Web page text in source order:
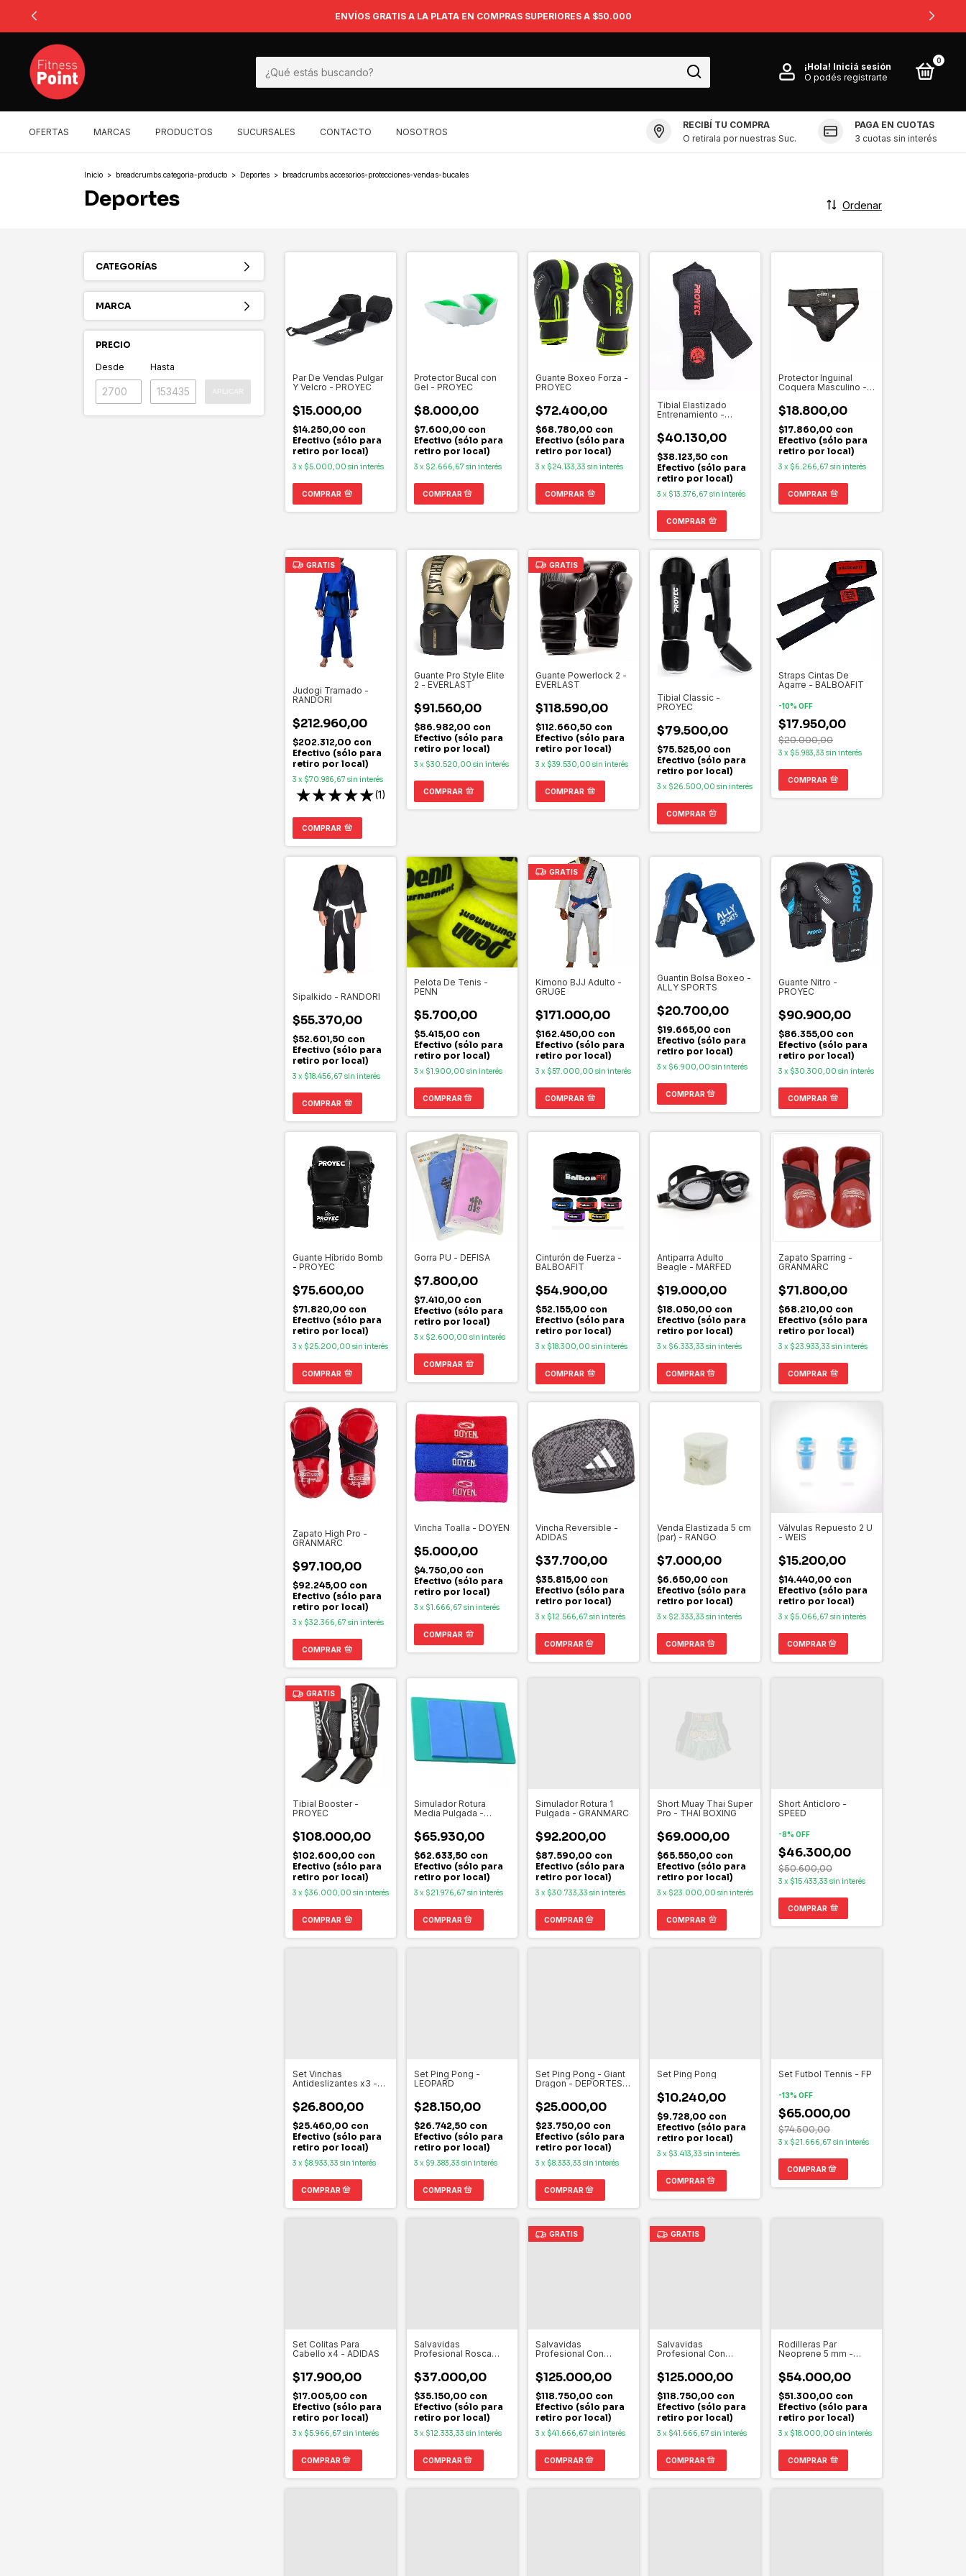
ENVÍOS GRATIS A LA PLATA EN COMPRAS SUPERIORES A $50.000
¡Hola! Iniciá sesión
O podés registrarte
0
OFERTAS MARCAS PRODUCTOS SUCURSALES CONTACTO NOSOTROS
RECIBÍ TU COMPRA
O retirala por nuestras Suc.
PAGA EN CUOTAS
3 cuotas sin interés
Inicio > breadcrumbs.categoria-producto > Deportes > breadcrumbs.accesorios-protecciones-vendas-bucales
Deportes Ordenar
CATEGORÍAS
MARCA
PRECIO
Desde Hasta
Par De Vendas Pulgar
Y Velcro - PROYEC
$15.000,00
$14.250,00 con
Efectivo (sólo para
retiro por local)
3 x $5.000,00 sin interés
COMPRAR
Protector Bucal con
Gel - PROYEC
$8.000,00
$7.600,00 con
Efectivo (sólo para
retiro por local)
3 x $2.666,67 sin interés
Guante Boxeo Forza -
PROYEC
$72.400,00
$68.780,00 con
Efectivo (sólo para
retiro por local)
3 x $24.133,33 sin interés
COMPRAR
Tibial Elastizado
Entrenamiento -
$40.130,00
$38.123,50 con
Efectivo (sólo para
retiro por local)
3 x $13.376,67 sin interés
COMPRAR
Protector Inguinal
Coquera Masculino -
$18.800,00
$17.860,00 con
Efectivo (sólo para
retiro por local)
3 x $6.266,67 sin interés
COMPRAR
GRATIS
Judogi Tramado -
RANDORI
$212.960,00
$202.312,00 con
Efectivo (sólo para
retiro por local)
3 x $70.986,67 sin interés
(1)
COMPRAR
Guante Pro Style Elite
2 - EVERLAST
$91.560,00
$86.982,00 con
Efectivo (sólo para
retiro por local)
3 x $30.520,00 sin interés
COMPRAR
GRATIS
Guante Powerlock 2 -
EVERLAST
$118.590,00
$112.660,50 con
Efectivo (sólo para
retiro por local)
3 x $39.530,00 sin interés
COMPRAR
Tibial Classic -
PROYEC
$79.500,00
$75.525,00 con
Efectivo (sólo para
retiro por local)
3 x $26.500,00 sin interés
COMPRAR
Straps Cintas De
Agarre - BALBOAFIT
-10% OFF
$17.950,00
$20.000,00
3 x $5.983,33 sin interés
COMPRAR
Sipalkido - RANDORI
$55.370,00
$52.601,50 con
Efectivo (sólo para
retiro por local)
3 x $18.456,67 sin interés
COMPRAR
Pelota De Tenis -
PENN
$5.700,00
$5.415,00 con
Efectivo (sólo para
retiro por local)
3 x $1.900,00 sin interés
GRATIS
Kimono BJJ Adulto -
GRUGE
$171.000,00
$162.450,00 con
Efectivo (sólo para
retiro por local)
3 x $57.000,00 sin interés
COMPRAR
Guantin Bolsa Boxeo -
ALLY SPORTS
$20.700,00
$19.665,00 con
Efectivo (sólo para
retiro por local)
3 x $6.900,00 sin interés
Guante Nitro -
PROYEC
$90.900,00
$86.355,00 con
Efectivo (sólo para
retiro por local)
3 x $30.300,00 sin interés
COMPRAR
Guante Híbrido Bomb
- PROYEC
$75.600,00
$71.820,00 con
Efectivo (sólo para
retiro por local)
3 x $25.200,00 sin interés
COMPRAR
Gorra PU - DEFISA
$7.800,00
$7.410,00 con
Efectivo (sólo para
retiro por local)
3 x $2.600,00 sin interés
COMPRAR
Cinturón de Fuerza -
BALBOAFIT
$54.900,00
$52.155,00 con
Efectivo (sólo para
retiro por local)
3 x $18.300,00 sin interés
COMPRAR
Antiparra Adulto
Beagle - MARFED
$19.000,00
$18.050,00 con
Efectivo (sólo para
retiro por local)
3 x $6.333,33 sin interés
Zapato Sparring -
GRANMARC
$71.800,00
$68.210,00 con
Efectivo (sólo para
retiro por local)
3 x $23.933,33 sin interés
COMPRAR
Zapato High Pro -
GRANMARC
$97.100,00
$92.245,00 con
Efectivo (sólo para
retiro por local)
3 x $32.366,67 sin interés
COMPRAR
Vincha Toalla - DOYEN
$5.000,00
$4.750,00 con
Efectivo (sólo para
retiro por local)
3 x $1.666,67 sin interés
COMPRAR
Vincha Reversible -
ADIDAS
$37.700,00
$35.815,00 con
Efectivo (sólo para
retiro por local)
3 x $12.566,67 sin interés
Venda Elastizada 5 cm
(par) - RANGO
$7.000,00
$6.650,00 con
Efectivo (sólo para
retiro por local)
3 x $2.333,33 sin interés
Válvulas Repuesto 2 U
- WEIS
$15.200,00
$14.440,00 con
Efectivo (sólo para
retiro por local)
3 x $5.066,67 sin interés
GRATIS
Tibial Booster -
PROYEC
$108.000,00
$102.600,00 con
Efectivo (sólo para
retiro por local)
3 x $36.000,00 sin interés
COMPRAR
Simulador Rotura
Media Pulgada -
$65.930,00
$62.633,50 con
Efectivo (sólo para
retiro por local)
3 x $21.976,67 sin interés
Simulador Rotura 1
Pulgada - GRANMARC
$92.200,00
$87.590,00 con
Efectivo (sólo para
retiro por local)
3 x $30.733,33 sin interés
Short Muay Thai Super
Pro - THAI BOXING
$69.000,00
$65.550,00 con
Efectivo (sólo para
retiro por local)
3 x $23.000,00 sin interés
COMPRAR
Short Anticloro -
SPEED
-8% OFF
$46.300,00
$50.600,00
3 x $15.433,33 sin interés
COMPRAR
Set Vinchas
Antideslizantes x3 -
$26.800,00
$25.460,00 con
Efectivo (sólo para
retiro por local)
3 x $8.933,33 sin interés
Set Ping Pong -
LEOPARD
$28.150,00
$26.742,50 con
Efectivo (sólo para
retiro por local)
3 x $9.383,33 sin interés
Set Ping Pong - Giant
Dragon - DEPORTES
$25.000,00
$23.750,00 con
Efectivo (sólo para
retiro por local)
3 x $8.333,33 sin interés
Set Ping Pong
$10.240,00
$9.728,00 con
Efectivo (sólo para
retiro por local)
3 x $3.413,33 sin interés
Set Futbol Tennis - FP
-13% OFF
$65.000,00
$74.500,00
3 x $21.666,67 sin interés
Set Colitas Para
Cabello x4 - ADIDAS
$17.900,00
$17.005,00 con
Efectivo (sólo para
retiro por local)
3 x $5.966,67 sin interés
Salvavidas
Profesional Rosca
$37.000,00
$35.150,00 con
Efectivo (sólo para
retiro por local)
3 x $12.333,33 sin interés
GRATIS
Salvavidas
Profesional Con
$125.000,00
$118.750,00 con
Efectivo (sólo para
retiro por local)
3 x $41.666,67 sin interés
GRATIS
Salvavidas
Profesional Con
$125.000,00
$118.750,00 con
Efectivo (sólo para
retiro por local)
3 x $41.666,67 sin interés
Rodilleras Par
Neoprene 5 mm -
$54.000,00
$51.300,00 con
Efectivo (sólo para
retiro por local)
3 x $18.000,00 sin interés
COMPRAR